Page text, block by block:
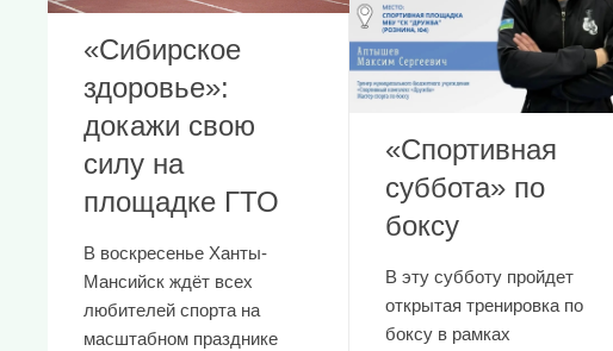
«Сибирское
здоровье»:
докажи свою
силу на
площадке ГТО
В воскресенье Ханты-
Мансийск ждёт всех
любителей спорта на
масштабном празднике
«Спортивная
суббота» по
боксу
В эту субботу пройдет
открытая тренировка по
боксу в рамках